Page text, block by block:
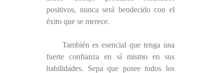
positivos, nunca será bendecido con el
éxito que se merece.
También es esencial que tenga una
fuerte confianza en sí mismo en sus
habilidades. Sepa que posee todos los